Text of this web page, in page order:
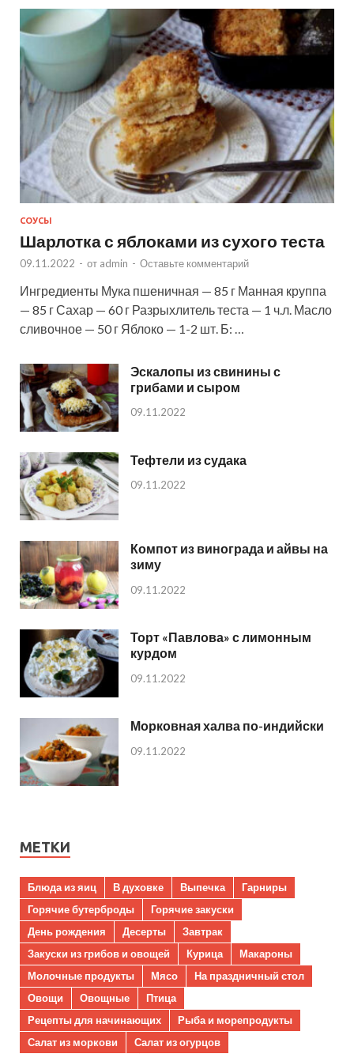
СОУСЫ
Шарлотка с яблоками из сухого теста
09.11.2022 - от admin - Оставьте комментарий
Ингредиенты Мука пшеничная — 85 г Манная круппа
— 85 г Сахар — 60 г Разрыхлитель теста — 1 ч.л. Масло
сливочное — 50 г Яблоко — 1-2 шт. Б: …
Эскалопы из свинины с
грибами и сыром
09.11.2022
Тефтели из судака
09.11.2022
Компот из винограда и айвы на
зиму
09.11.2022
Торт «Павлова» с лимонным
курдом
09.11.2022
Морковная халва по-индийски
09.11.2022
МЕТКИ
Блюда из яиц В духовке Выпечка
Гарниры
Горячие бутерброды
Горячие закуски
День рождения
Десерты
Завтрак
Закуски из грибов и овощей
Курица
Макароны
Молочные продукты
Мясо
На праздничный стол
Овощи
Овощные
Птица
Рецепты для начинающих
Рыба и морепродукты
Салат из моркови
Салат из огурцов